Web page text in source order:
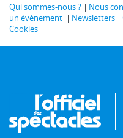
Qui sommes-nous ? Nous
un événement
Newsletters
Cookies